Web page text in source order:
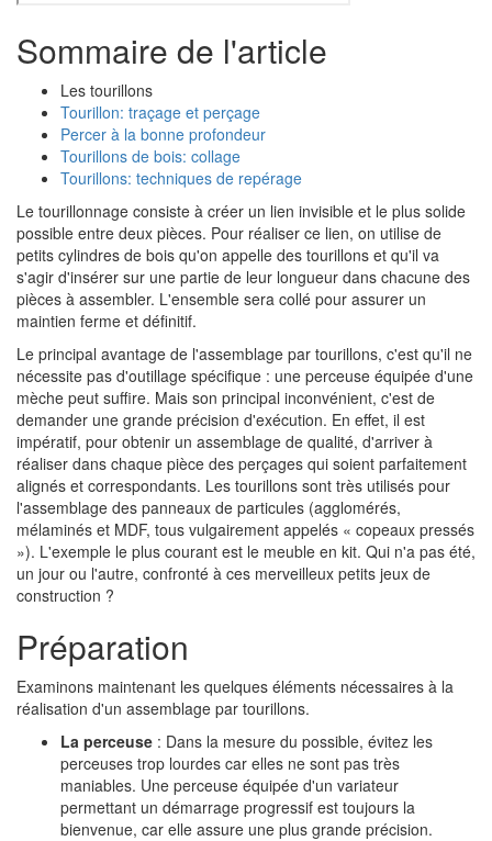
Sommaire de l'article
Les tourillons
Tourillon: traçage et perçage
Percer à la bonne profondeur
Tourillons de bois: collage
Tourillons: techniques de repérage
Le tourillonnage consiste à créer un lien invisible et le plus solide
possible entre deux pièces. Pour réaliser ce lien, on utilise de
petits cylindres de bois qu'on appelle des tourillons et qu'il va
s'agir d'insérer sur une partie de leur longueur dans chacune des
pièces à assembler. L'ensemble sera collé pour assurer un
maintien ferme et définitif.
Le principal avantage de l'assemblage par tourillons, c'est qu'il ne
nécessite pas d'outillage spécifique : une perceuse équipée d'une
mèche peut suffire. Mais son principal inconvénient, c'est de
demander une grande précision d'exécution. En effet, il est
impératif, pour obtenir un assemblage de qualité, d'arriver à
réaliser dans chaque pièce des perçages qui soient parfaitement
alignés et correspondants. Les tourillons sont très utilisés pour
l'assemblage des panneaux de particules (agglomérés,
mélaminés et MDF, tous vulgairement appelés « copeaux pressés
»). L'exemple le plus courant est le meuble en kit. Qui n'a pas été,
un jour ou l'autre, confronté à ces merveilleux petits jeux de
construction ?
Préparation
Examinons maintenant les quelques éléments nécessaires à la
réalisation d'un assemblage par tourillons.
La perceuse : Dans la mesure du possible, évitez les
perceuses trop lourdes car elles ne sont pas très
maniables. Une perceuse équipée d'un variateur
permettant un démarrage progressif est toujours la
bienvenue, car elle assure une plus grande précision.